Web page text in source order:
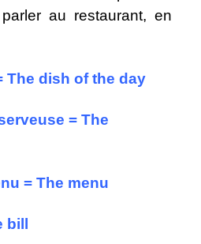
au restaurant, en
The dish of the day
= The
= The menu